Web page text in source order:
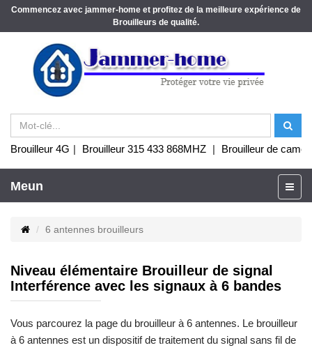
Commencez avec jammer-home et profitez de la meilleure expérience de
Brouilleurs de qualité.
Brouilleur 4G | Brouilleur 315 433 868MHZ | Brouilleur de
Meun
6 antennes brouilleurs
Niveau élémentaire Brouilleur de signal
Interférence avec les signaux à 6 bandes
Vous parcourez la page du brouilleur à 6 antennes. Le brouilleur
à 6 antennes est un dispositif de traitement du signal sans fil de